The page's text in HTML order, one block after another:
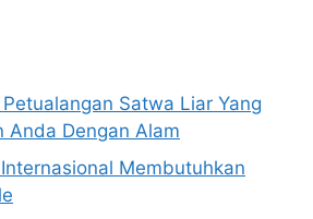
Satwa Liar Yang
Anda Dengan Alam
Membutuhkan